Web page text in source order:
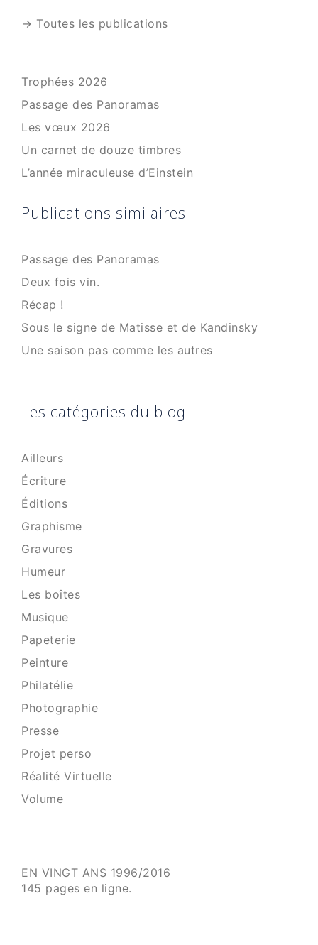
→ Toutes les publications
Trophées 2026
Passage des Panoramas
Les vœux 2026
Un carnet de douze timbres
L’année miraculeuse d’Einstein
Publications similaires
Passage des Panoramas
Deux fois vin.
Récap !
Sous le signe de Matisse et de Kandinsky
Une saison pas comme les autres
Les catégories du blog
Ailleurs
Écriture
Éditions
Graphisme
Gravures
Humeur
Les boîtes
Musique
Papeterie
Peinture
Philatélie
Photographie
Presse
Projet perso
Réalité Virtuelle
Volume
EN VINGT ANS 1996/2016
145 pages en ligne.